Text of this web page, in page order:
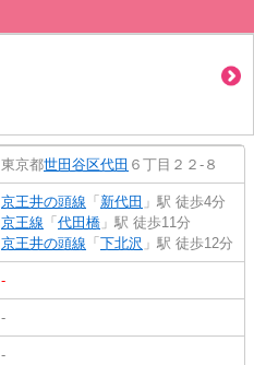
東京都世田谷区代田 ６丁目２２-８
京王井の頭線 「 新代田 」駅 徒歩4分
京王線 「 代田橋 」駅 徒歩11分
京王井の頭線 「 下北沢 」駅 徒歩12分
-
-
-